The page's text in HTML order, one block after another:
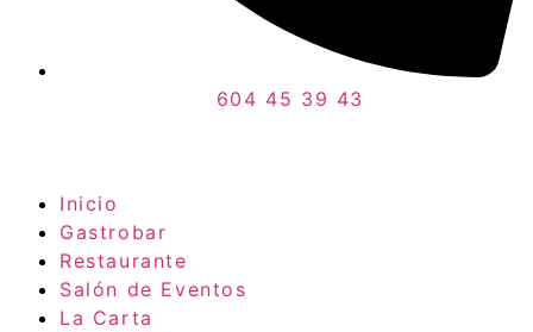
604 45 39 43
Inicio
Gastrobar
Restaurante
Salón de Eventos
La Carta